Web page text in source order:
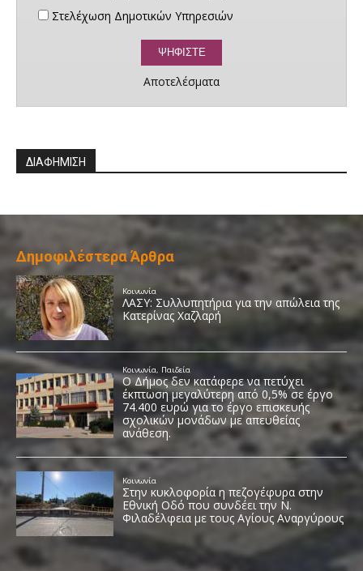
Στελέχωση Δημοτικών Υπηρεσιών
Αποτελέσματα
ΔΙΑΦΗΜΙΣΗ
Δημοφιλέστερα Άρθρα